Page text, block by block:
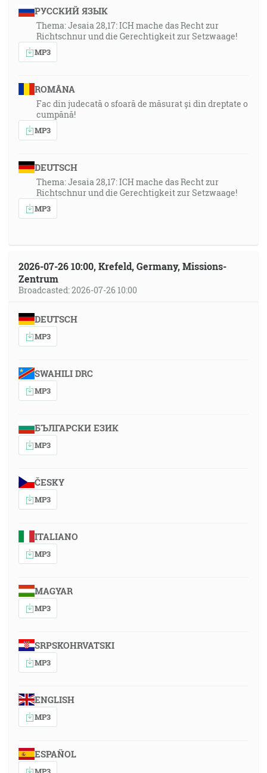
РУССКИЙ ЯЗЫК
Thema: Jesaia 28,17: ICH mache das Recht zur
Richtschnur und die Gerechtigkeit zur Setzwaage!
MP3
ROMÂNA
Fac din judecată o sfoară de măsurat și din dreptate o
cumpănă!
MP3
DEUTSCH
Thema: Jesaia 28,17: ICH mache das Recht zur
Richtschnur und die Gerechtigkeit zur Setzwaage!
MP3
2026-07-26 10:00, Krefeld, Germany, Missions-
Zentrum
Broadcasted: 2026-07-26 10:00
DEUTSCH
MP3
SWAHILI DRC
MP3
БЪЛГАРСКИ ЕЗИК
MP3
ČESKY
MP3
ITALIANO
MP3
MAGYAR
MP3
SRPSKOHRVATSKI
MP3
ENGLISH
MP3
ESPAÑOL